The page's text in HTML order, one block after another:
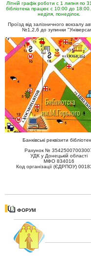
Літній графік роботи с 1 липня по
бібліотека працює с 10:00 до 18:00.
неділя, понеділок.
Проїзд від залізничного вокзалу
№1,2,6 до зупинки
Банківські реквізити
Рахунок №
УДК у Донецькій області
МФО 834016
Код організації (ЄДРПОУ)
ФОРУМ